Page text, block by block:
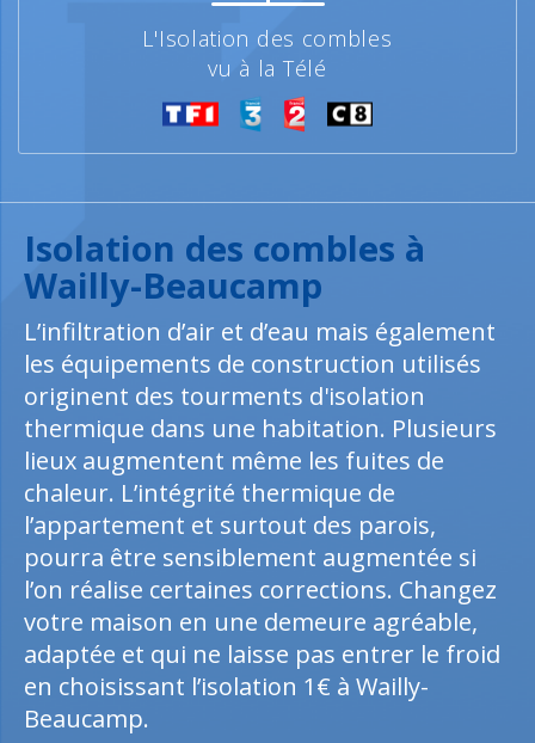
L'Isolation des combles
vu à la Télé
Isolation des combles à
Wailly-Beaucamp
L’infiltration d’air et d’eau mais également
les équipements de construction utilisés
originent des tourments d'isolation
thermique dans une habitation. Plusieurs
lieux augmentent même les fuites de
chaleur. L’intégrité thermique de
l’appartement et surtout des parois,
pourra être sensiblement augmentée si
l’on réalise certaines corrections. Changez
votre maison en une demeure agréable,
adaptée et qui ne laisse pas entrer le froid
en choisissant l’isolation 1€ à Wailly-
Beaucamp.